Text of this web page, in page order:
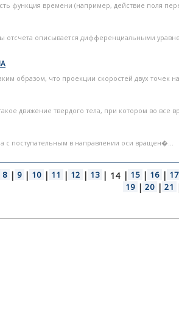
функция времени (например, действие поля
отсчета описывается дифференциальными
образом, что проекции скоростей двух точек
движение твердого тела, при котором во все
с поступательным в направлении оси вращен�...
8 | 9 | 10 | 11 | 12 | 13 | 14 | 15 | 16 | 17
19 | 20 | 21